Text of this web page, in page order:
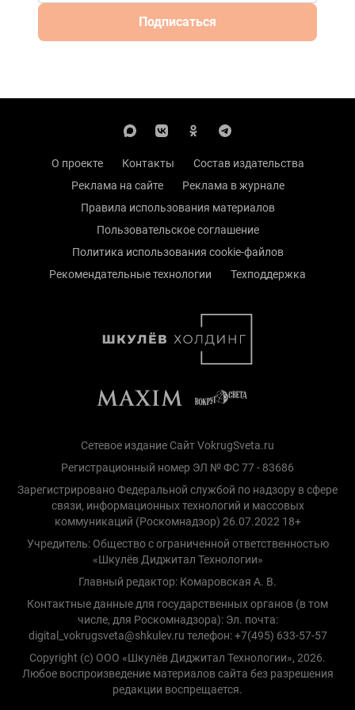
Подписаться
О проекте Контакты
Состав издательства
Реклама на сайте
Реклама в журнале
Правила использования материалов
Пользовательское соглашение
Политика использования cookie-файлов
Рекомендательные технологии
Техподдержка
Сетевое издание Сайт VokrugSveta.ru
Регистрационный номер ЭЛ № ФС 77 - 83686
Зарегистрировано Федеральной службой по надзору в сфере
связи, информационных технологий и массовых
коммуникаций (Роскомнадзор) 26.07.2022 18+
Учредитель: Общество с ограниченной ответственностью
«Шкулёв Диджитал Технологии»
Главный редактор: Комаровская А. В.
Контактные данные для государственных органов (в том
числе, для Роскомнадзора): Эл. почта:
digital_vokrugsveta@shkulev.ru телефон: +7(495) 633-57-57
Copyright (с) ООО «Шкулёв Диджитал Технологии», 2026.
Любое воспроизведение материалов сайта без разрешения
редакции воспрещается.